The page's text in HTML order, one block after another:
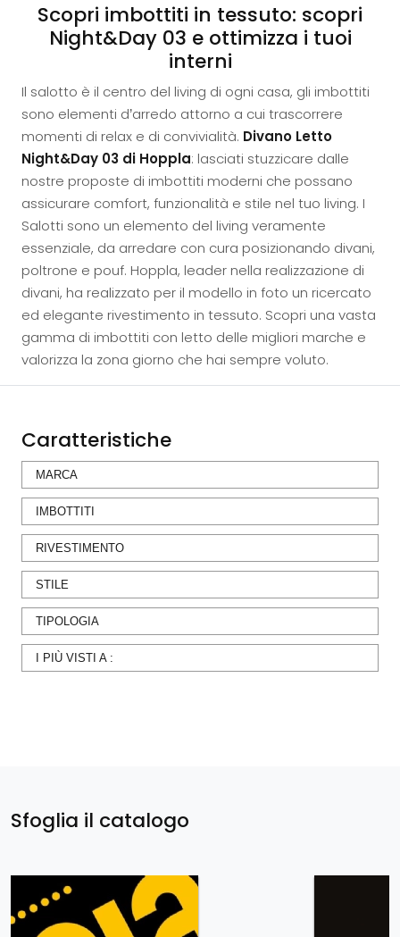
Scopri imbottiti in tessuto: scopri
Night&Day 03 e ottimizza i tuoi
interni
Il salotto è il centro del living di ogni casa, gli imbottiti
sono elementi d’arredo attorno a cui trascorrere
momenti di relax e di convivialità. Divano Letto
Night&Day 03 di Hoppla: lasciati stuzzicare dalle
nostre proposte di imbottiti moderni che possano
assicurare comfort, funzionalità e stile nel tuo living. I
Salotti sono un elemento del living veramente
essenziale, da arredare con cura posizionando divani,
poltrone e pouf. Hoppla, leader nella realizzazione di
divani, ha realizzato per il modello in foto un ricercato
ed elegante rivestimento in tessuto. Scopri una vasta
gamma di imbottiti con letto delle migliori marche e
valorizza la zona giorno che hai sempre voluto.
Caratteristiche
MARCA
IMBOTTITI
RIVESTIMENTO
STILE
TIPOLOGIA
I PIÙ VISTI A :
Sfoglia il catalogo